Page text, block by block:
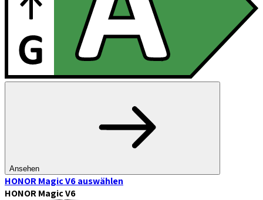
Ansehen
HONOR Magic V6auswählen
HONOR Magic V6